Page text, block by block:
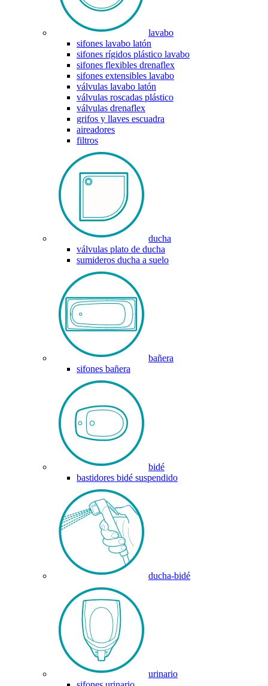
lavabo
sifones lavabo latón
sifones rígidos plástico lavabo
sifones flexibles drenaflex
sifones extensibles lavabo
válvulas lavabo latón
válvulas roscadas plástico
válvulas drenaflex
grifos y llaves escuadra
aireadores
filtros
ducha
válvulas plato de ducha
sumideros ducha a suelo
bañera
sifones bañera
bidé
bastidores bidé suspendido
ducha-bidé
urinario